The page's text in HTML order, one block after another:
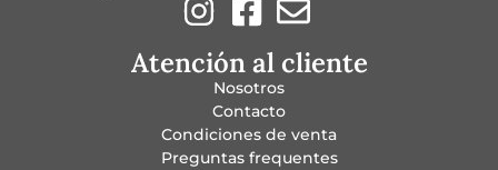
Atención al cliente
Nosotros
Contacto
Condiciones de venta
Preguntas frequentes